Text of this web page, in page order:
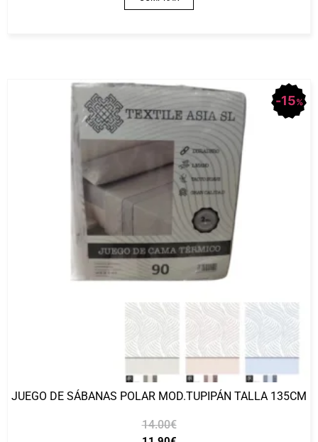
15%
JUEGO DE SÁBANAS POLAR MOD.TUPIPÁN TALLA 135CM
14.00€